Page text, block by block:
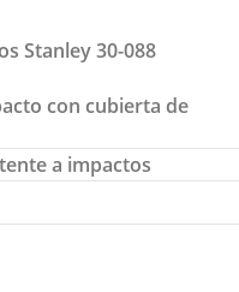
Stanley 30-088
con cubierta de
a impactos